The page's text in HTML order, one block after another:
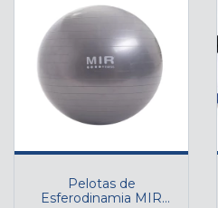
Pelotas de
Esferodinamia MIR